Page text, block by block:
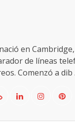
en
de líneas
Comenzó a dib